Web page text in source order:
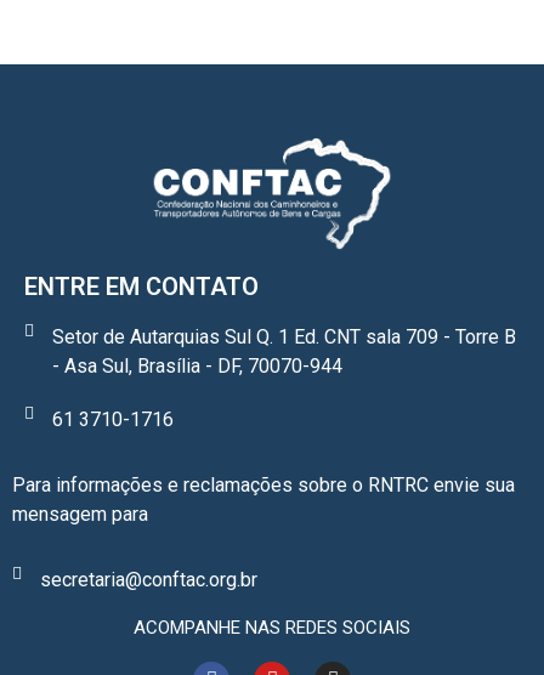
ENTRE EM CONTATO
Setor de Autarquias Sul Q. 1 Ed. CNT sala 709 - Torre B
- Asa Sul, Brasília - DF, 70070-944
61 3710-1716
Para informações e reclamações sobre o RNTRC envie sua
mensagem para
secretaria@conftac.org.br
ACOMPANHE NAS REDES SOCIAIS